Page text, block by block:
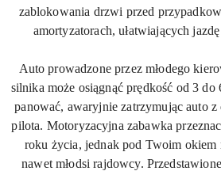
zablokowania drzwi przed
amortyzatorach, ułatwiających
Auto prowadzone przez młodego
silnika może osiągnąć prędkość od 3
panować, awaryjnie zatrzymując auto z
pilota. Motoryzacyjna zabawka
roku życia, jednak pod Twoim okiem
nawet młodsi rajdowcy.